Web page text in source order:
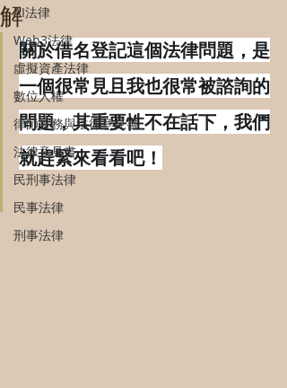
AI法律
Web3法律
虛擬資產法律
數位人權
律師實務與法律意見書
法律意見書
民刑事法律
民事法律
刑事法律
解
關於借名登記這個法律問題，是
一個很常見且我也很常被諮詢的
問題，其重要性不在話下，我們
就趕緊來看看吧！